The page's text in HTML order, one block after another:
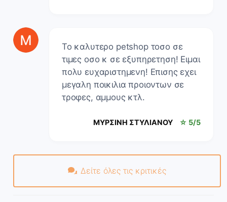
Το καλυτερο petshop τοσο σε
τιμες οσο κ σε εξυπηρετηση! Ειμαι
πολυ ευχαριστημενη! Επισης εχει
μεγαλη ποικιλια προιοντων σε
τροφες, αμμους κτλ.
ΜΥΡΣΙΝΗ ΣΤΥΛΙΑΝΟΥ ☆ 5/5
Δείτε όλες τις κριτικές